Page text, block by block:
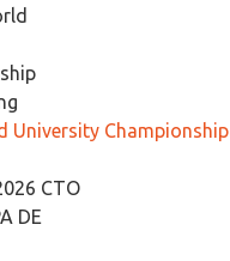
University